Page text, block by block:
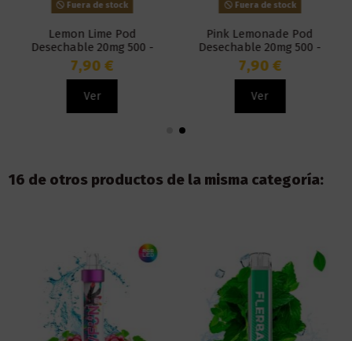
Fuera de stock
Lemon Lime Pod
Desechable 20mg 500 -
Frumist
7,90 €
Ver
Fuera de stock
Pink Lemonade Pod
Desechable 20mg 500 -
Frumist
7,90 €
Ver
16 de otros productos de la misma categoría: